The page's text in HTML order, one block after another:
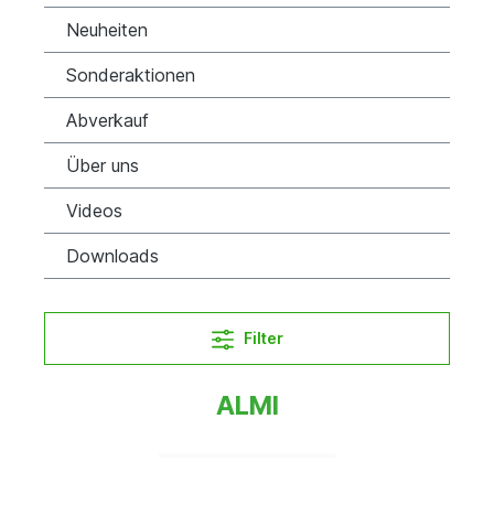
Neuheiten
Sonderaktionen
Abverkauf
Über uns
Videos
Downloads
Filter
ALMI